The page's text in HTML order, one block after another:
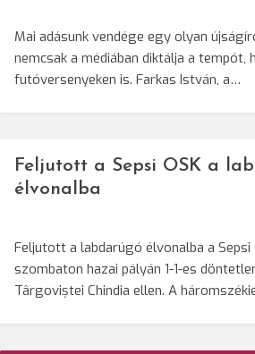
Mai adásunk vendége egy olyan
nemcsak a médiában diktálja a tempót,
futóversenyeken is. Farkas István, a…
Feljutott a Sepsi OSK a
élvonalba
Feljutott a labdarúgó élvonalba a Sepsi
szombaton hazai pályán 1-1-es
Târgoviștei Chindia ellen. A